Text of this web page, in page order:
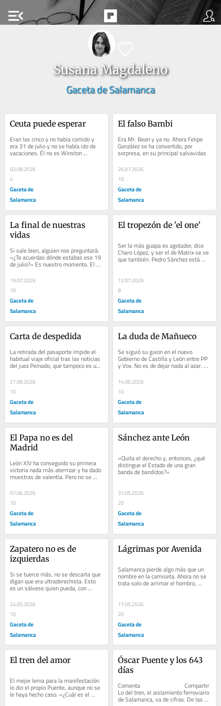
menu_open
Susana Magdaleno
Gaceta de Salamanca
Ceuta puede esperar
Eran las cinco y no había comido y
era 31 de julio y no se había ido de
vacaciones. Él no es Winston
02.08.2026
4
Gaceta de
Salamanca
El falso Bambi
Era Mr. Bean y ya no. Ahora Felipe
González se ha convertido, por
sorpresa, en su principal salvavidas
26.07.2026
10
Gaceta de
Salamanca
La final de nuestras
vidas
Si sale bien, alguien nos preguntará:
«¿Te acuerdas dónde estabas ese 19
de julio?» Es nuestro momento. El de
España
19.07.2026
10
Gaceta de
Salamanca
El tropezón de 'el one'
Ser la más guapa es agotador, dice
Charo López, y ser el de Matrix se ve
que también. Pedro Sánchez está
raro
12.07.2026
8
Gaceta de
Salamanca
Carta de despedida
La retirada del pasaporte impide el
habitual viaje oficial tras las noticias
del juez Peinado, que tampoco es una
madre abadesa
21.06.2026
10
Gaceta de
Salamanca
La duda de Mañueco
Se siguió su guion en el nuevo
Gobierno de Castilla y León entre PP
y Vox. No es de dejar nada al azar.
Quedan incógnitas.
14.06.2026
10
Gaceta de
Salamanca
El Papa no es del
Madrid
León XIV ha conseguido su primera
victoria nada más aterrizar y ha dado
muestras de valentía. Pero no se
07.06.2026
10
Gaceta de
Salamanca
Sánchez ante León
«Quita el derecho y, entonces, ¿qué
distingue el Estado de una gran
banda de bandidos?»
31.05.2026
20
Gaceta de
Salamanca
Zapatero no es de
izquierdas
Si se tuerce más, no se descarta que
digan que era ultraderechista. Esto
es un sálvese quien pueda, con
muchos corazones rotos
24.05.2026
10
Gaceta de
Salamanca
Lágrimas por Avenida
Salamanca pierde algo más que un
nombre en la camiseta. Ahora no se
trata solo de arrimar el hombro,
17.05.2026
20
Gaceta de
Salamanca
El tren del amor
El mejor lema para la manifestación
lo dio el propio Puente, aunque no se
le haya hecho caso. «¿Cuál es el
valor de dar la mano?»
Óscar Puente y los 643
días
Comenta                              Compartir
Lo del tren, el aislamiento ferroviario
de Salamanca, va de cifras. De las 3